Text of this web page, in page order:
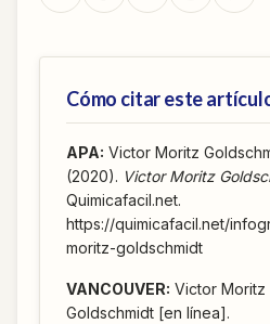
Cómo citar este
APA: Victor Moritz
(2020). Victor Moritz
Quimicafacil.net.
https://quimicafacil.net/
moritz-goldschmidt
VANCOUVER: Victor Moritz
Goldschmidt [en línea].